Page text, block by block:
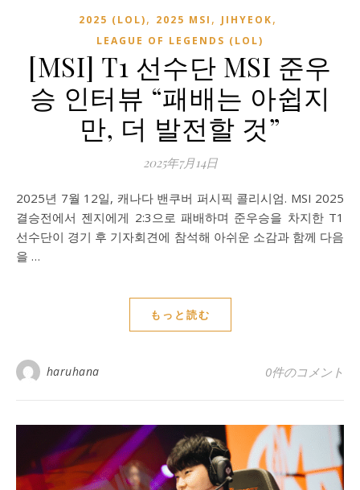
2025 (LOL), 2025 MSI , JIHYEOK,
LEAGUE OF LEGENDS (LOL)
[MSI] T1 선수단 MSI 준우
승 인터뷰 “패배는 아쉽지
만, 더 발전할 것”
2025年7月14日
2025년 7월 12일, 캐나다 밴쿠버 퍼시픽 콜리시엄. MSI 2025
결승전에서 젠지에게 2:3으로 패배하며 준우승을 차지한 T1
선수단이 경기 후 기자회견에 참석해 아쉬운 소감과 함께 다음
을 …
もっと読む
haruhana 0件のコメント